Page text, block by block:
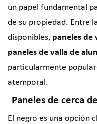
un papel fundamental
de su propiedad. Entre
disponibles, paneles de
paneles de valla de
particularmente
atemporal.
Paneles de cerca
El negro es una opción